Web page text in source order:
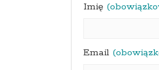
Imię
Email